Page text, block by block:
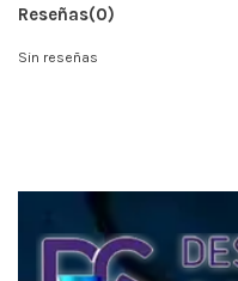
Reseñas(0)
Sin reseñas